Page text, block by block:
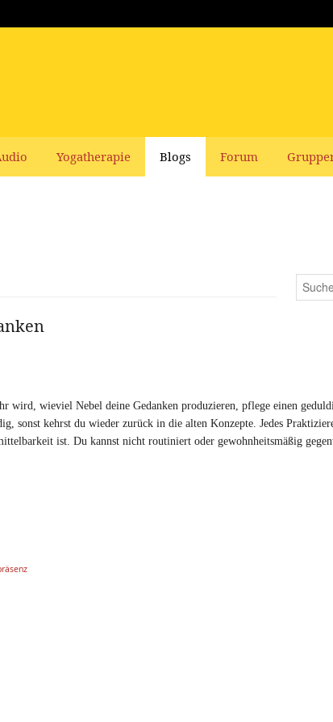
Yogatherapie Blogs Forum
wieviel Nebel deine Gedanken produzieren, pflege einen
sonst kehrst du wieder zurück in die alten Konzepte. Jedes
ist. Du kannst nicht routiniert oder gewohnheitsmäßig